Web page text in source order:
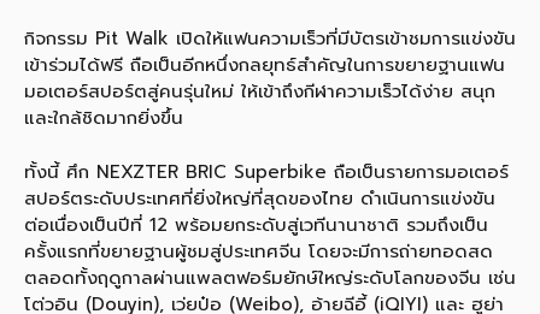
กิจกรรม Pit Walk เปิดให้แฟนความเร็วที่มีบัตรเข้าชมการแข่งขัน
เข้าร่วมได้ฟรี ถือเป็นอีกหนึ่งกลยุทธ์สำคัญในการขยายฐานแฟน
มอเตอร์สปอร์ตสู่คนรุ่นใหม่ ให้เข้าถึงกีฬาความเร็วได้ง่าย สนุก
และใกล้ชิดมากยิ่งขึ้น
ทั้งนี้ ศึก NEXZTER BRIC Superbike ถือเป็นรายการมอเตอร์
สปอร์ตระดับประเทศที่ยิ่งใหญ่ที่สุดของไทย ดำเนินการแข่งขัน
ต่อเนื่องเป็นปีที่ 12 พร้อมยกระดับสู่เวทีนานาชาติ รวมถึงเป็น
ครั้งแรกที่ขยายฐานผู้ชมสู่ประเทศจีน โดยจะมีการถ่ายทอดสด
ตลอดทั้งฤดูกาลผ่านแพลตฟอร์มยักษ์ใหญ่ระดับโลกของจีน เช่น
โต่วอิน (Douyin), เว่ยป๋อ (Weibo), อ้ายฉีอี้ (iQIYI) และ ฮูย่า